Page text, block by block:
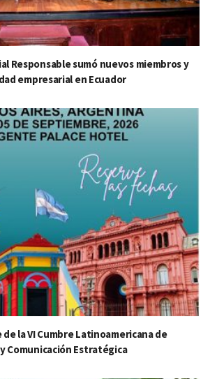
Responsable sumó nuevos miembros y
empresarial en Ecuador
la VI Cumbre Latinoamericana de
Comunicación Estratégica